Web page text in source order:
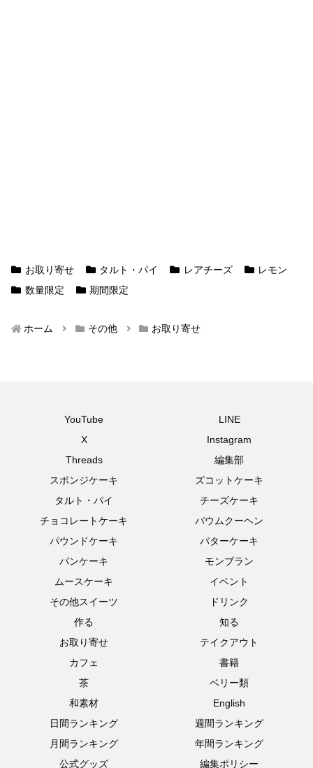
お取り寄せ タルト・パイ レアチーズ
レモン
数量限定
期間限定
ホーム その他 お取り寄せ
YouTube
LINE
X
Instagram
Threads
編集部
スポンジケーキ
ズコットケーキ
タルト・パイ
チーズケーキ
チョコレートケーキ
バウムクーヘン
パウンドケーキ
バターケーキ
パンケーキ
モンブラン
ムースケーキ
イベント
その他スイーツ
ドリンク
作る
知る
お取り寄せ
テイクアウト
カフェ
書籍
茶
ベリー類
和素材
English
日間ランキング
週間ランキング
月間ランキング
年間ランキング
公式グッズ
編集ポリシー